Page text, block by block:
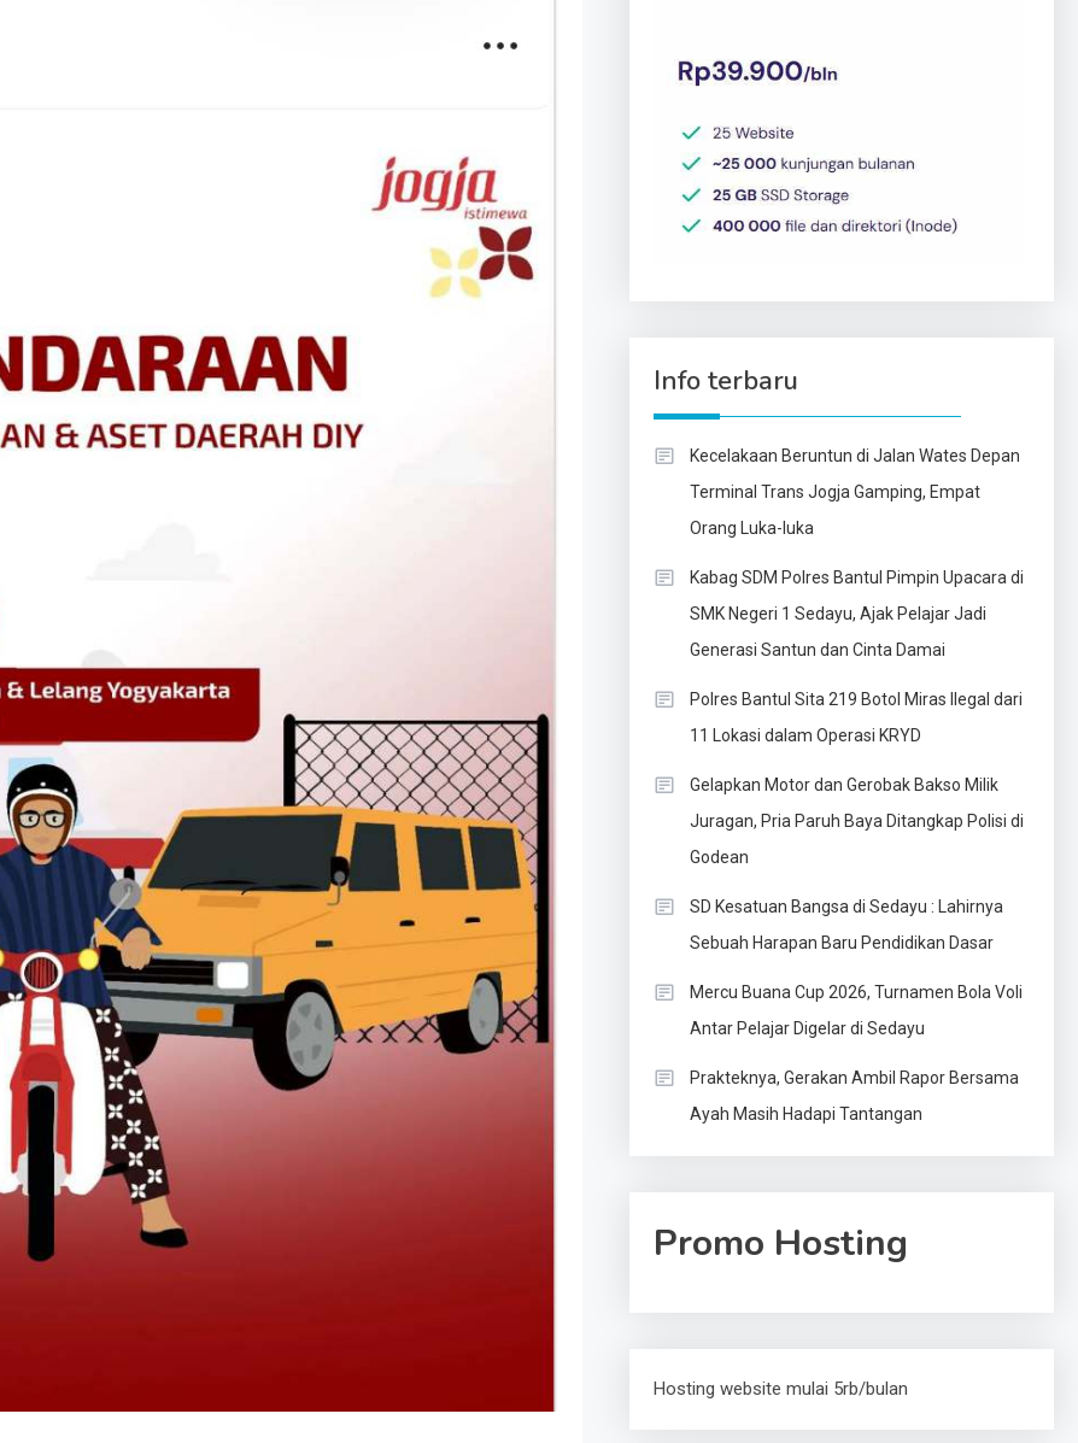
Info terbaru
Kecelakaan Beruntun di Jalan Wates Depan
Terminal Trans Jogja Gamping, Empat
Orang Luka-luka
Kabag SDM Polres Bantul Pimpin Upacara di
SMK Negeri 1 Sedayu, Ajak Pelajar Jadi
Generasi Santun dan Cinta Damai
Polres Bantul Sita 219 Botol Miras Ilegal dari
11 Lokasi dalam Operasi KRYD
Gelapkan Motor dan Gerobak Bakso Milik
Juragan, Pria Paruh Baya Ditangkap Polisi di
Godean
SD Kesatuan Bangsa di Sedayu : Lahirnya
Sebuah Harapan Baru Pendidikan Dasar
Mercu Buana Cup 2026, Turnamen Bola Voli
Antar Pelajar Digelar di Sedayu
Prakteknya, Gerakan Ambil Rapor Bersama
Ayah Masih Hadapi Tantangan
Promo Hosting
Hosting website mulai 5rb/bulan